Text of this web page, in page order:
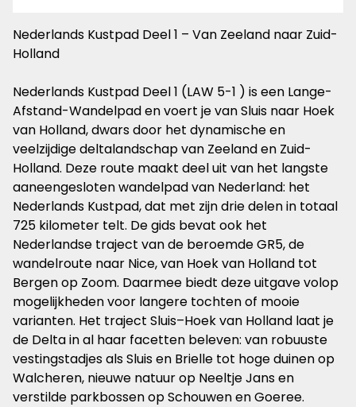
Nederlands Kustpad Deel 1 – Van Zeeland naar Zuid-
Holland
Nederlands Kustpad Deel 1 (LAW 5-1 ) is een Lange-
Afstand-Wandelpad en voert je van Sluis naar Hoek
van Holland, dwars door het dynamische en
veelzijdige deltalandschap van Zeeland en Zuid-
Holland. Deze route maakt deel uit van het langste
aaneengesloten wandelpad van Nederland: het
Nederlands Kustpad, dat met zijn drie delen in totaal
725 kilometer telt. De gids bevat ook het
Nederlandse traject van de beroemde GR5, de
wandelroute naar Nice, van Hoek van Holland tot
Bergen op Zoom. Daarmee biedt deze uitgave volop
mogelijkheden voor langere tochten of mooie
varianten. Het traject Sluis–Hoek van Holland laat je
de Delta in al haar facetten beleven: van robuuste
vestingstadjes als Sluis en Brielle tot hoge duinen op
Walcheren, nieuwe natuur op Neeltje Jans en
verstilde parkbossen op Schouwen en Goeree.